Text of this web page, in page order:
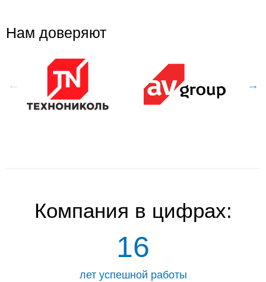
Нам доверяют
Компания в цифрах:
16
лет успешной работы